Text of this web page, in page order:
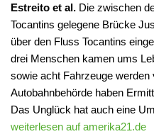
Estreito et al. Die zwischen
Tocantins gelegene Brücke
über den Fluss Tocantins
drei Menschen kamen ums
sowie acht Fahrzeuge
Autobahnbehörde haben
Das Unglück hat auch eine
weiterlesen auf amerika21.de